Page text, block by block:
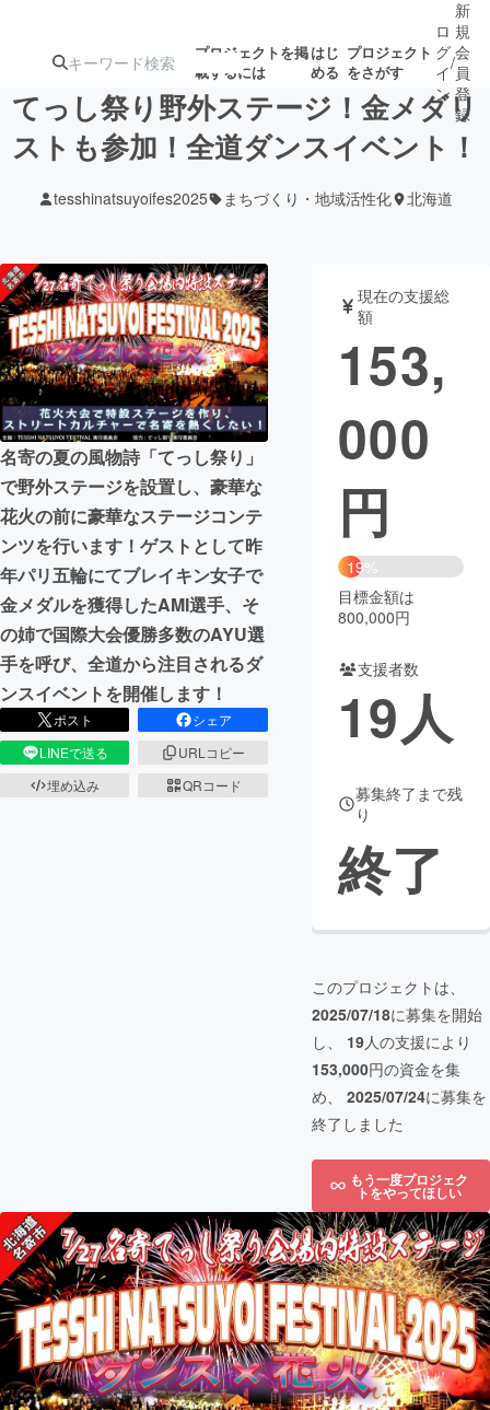
プロジェクトを掲
載するには
はじ
める
プロジェクト
をさがす
ジェクト
ターン
ジェクト
募集終了が近いプ
ロジェクト
もうすぐ公開
されます
アート・写真 音楽
テクノロジー・ガジェット ゲーム・サ
映像・映画
ビジネス・起業
まちづくり・地域活性化
CAMPFIRE for Social Good
CAMPFIRE Creation
CAMPFIREふるさと納税machi-ya コミュニティ
ロ
グ
イ
ン
/
新
規
会
員
登
録
てっし祭り野外ステージ！金メダリ
ストも参加！全道ダンスイベント！
tesshinatsuyoifes2025 まちづくり・地域活性化 北海道
名寄の夏の風物詩「てっし祭り」
で野外ステージを設置し、豪華な
花火の前に豪華なステージコンテ
ンツを行います！ゲストとして昨
年パリ五輪にてブレイキン女子で
金メダルを獲得したAMI選手、そ
の姉で国際大会優勝多数のAYU選
手を呼び、全道から注目されるダ
ンスイベントを開催します！
ポスト
シェア
LINEで送る
URLコピー
埋め込み
QRコード
現在の支援総
額
153,
000
円
19%
目標金額は
800,000円
支援者数
19人
募集終了まで残
り
終了
このプロジェクトは、
2025/07/18に募集を開始
し、 19人の支援により
153,000円の資金を集
め、 2025/07/24に募集を
終了しました
もう一度プロジェク
トをやってほしい